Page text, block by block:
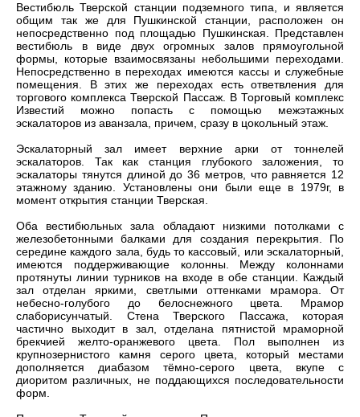
Вестибюль Тверской станции подземного типа, и является
общим так же для Пушкинской станции, расположен он
непосредственно под площадью Пушкинская. Представлен
вестибюль в виде двух огромных залов прямоугольной
формы, которые взаимосвязаны небольшими переходами.
Непосредственно в переходах имеются кассы и служебные
помещения. В этих же переходах есть ответвления для
торгового комплекса Тверской Пассаж. В Торговый комплекс
Известий можно попасть с помощью межэтажных
эскалаторов из аванзала, причем, сразу в цокольный этаж.
Эскалаторный зал имеет верхние арки от тоннелей
эскалаторов. Так как станция глубокого заложения, то
эскалаторы тянутся длиной до 36 метров, что равняется 12
этажному зданию. Установлены они были еще в 1979г, в
момент открытия станции Тверская.
Оба вестибюльных зала обладают низкими потолками с
железобетонными балками для создания перекрытия. По
середине каждого зала, будь то кассовый, или эскалаторный,
имеются поддерживающие колонны. Между колоннами
протянуты линии турников на входе в обе станции. Каждый
зал отделан яркими, светлыми оттенками мрамора. От
небесно-голубого до белоснежного цвета. Мрамор
слаборисунчатый. Стена Тверского Пассажа, которая
частично выходит в зал, отделана пятнистой мраморной
брекчией желто-оранжевого цвета. Пол выполнен из
крупнозернистого камня серого цвета, который местами
дополняется диабазом тёмно-серого цвета, вкупе с
диоритом различных, не поддающихся последовательности
форм.